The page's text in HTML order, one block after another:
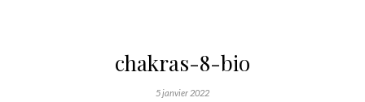
chakras-8-bio
5 janvier 2022